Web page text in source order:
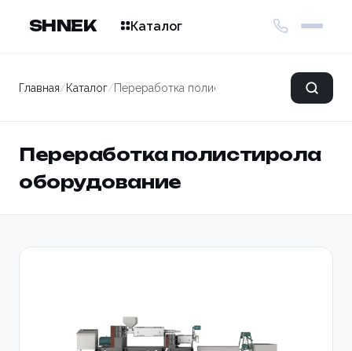
SHNEK Каталог
Главная/Каталог/Переработка полистирола оборудование
Переработка полистирола
оборудование